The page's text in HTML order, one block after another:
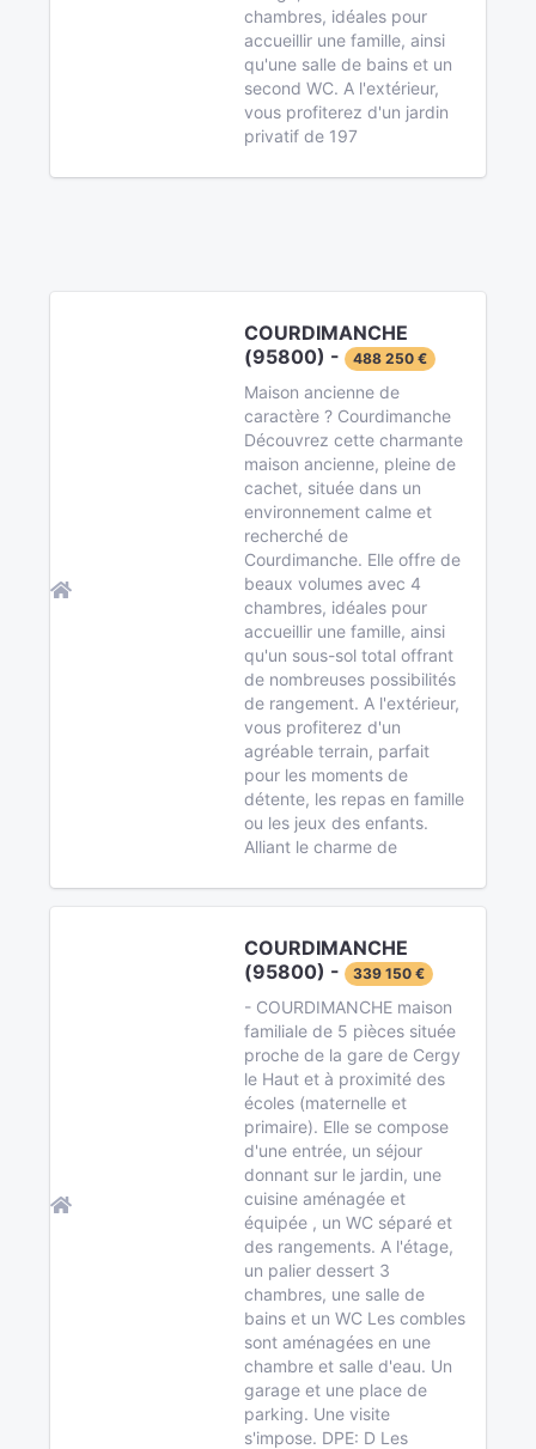
chambres, idéales pour
accueillir une famille, ainsi
qu'une salle de bains et un
second WC. A l'extérieur,
vous profiterez d'un jardin
privatif de 197
COURDIMANCHE
(95800) -
488 250 €
Maison ancienne de
caractère ? Courdimanche
Découvrez cette charmante
maison ancienne, pleine de
cachet, située dans un
environnement calme et
recherché de
Courdimanche. Elle offre de
beaux volumes avec 4
chambres, idéales pour
accueillir une famille, ainsi
qu'un sous-sol total offrant
de nombreuses possibilités
de rangement. A l'extérieur,
vous profiterez d'un
agréable terrain, parfait
pour les moments de
détente, les repas en famille
ou les jeux des enfants.
Alliant le charme de
COURDIMANCHE
(95800) -
339 150 €
- COURDIMANCHE maison
familiale de 5 pièces située
proche de la gare de Cergy
le Haut et à proximité des
écoles (maternelle et
primaire). Elle se compose
d'une entrée, un séjour
donnant sur le jardin, une
cuisine aménagée et
équipée , un WC séparé et
des rangements. A l'étage,
un palier dessert 3
chambres, une salle de
bains et un WC Les combles
sont aménagées en une
chambre et salle d'eau. Un
garage et une place de
parking. Une visite
s'impose. DPE: D Les